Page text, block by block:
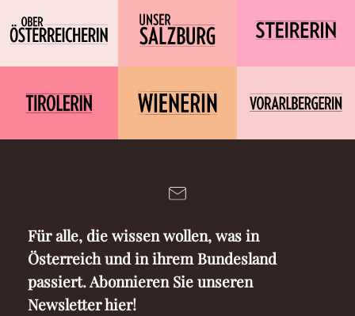
Für alle, die wissen wollen, was in
Österreich und in ihrem Bundesland
passiert. Abonnieren Sie unseren
Newsletter hier!